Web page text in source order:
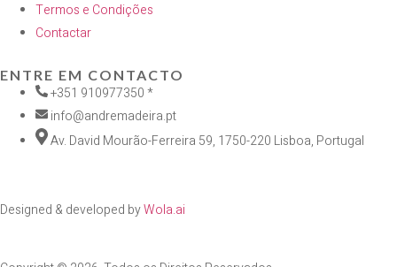
Termos e Condições
Contactar
ENTRE EM CONTACTO
+351 910977350 *
info@andremadeira.pt
Av. David Mourão-Ferreira 59, 1750-220 Lisboa, Portugal
Designed & developed byWola.ai